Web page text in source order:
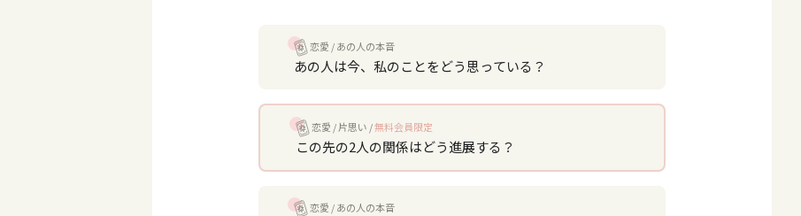
恋愛 あの人の本音
あの人は今、私のことをどう思っている？
恋愛 片思い 無料会員限定
この先の2人の関係はどう進展する？
恋愛 あの人の本音